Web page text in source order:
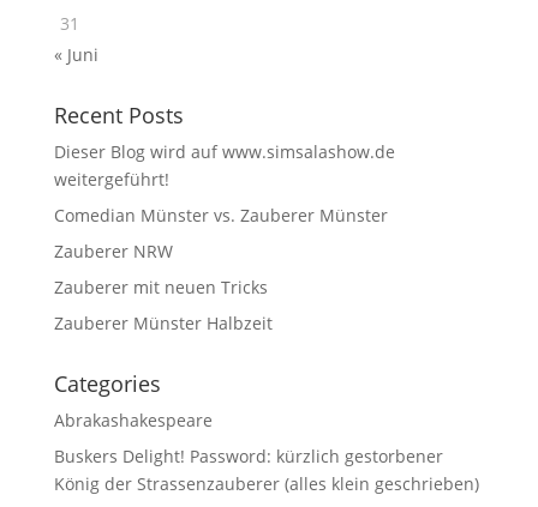
31
« Juni
Recent Posts
Dieser Blog wird auf www.simsalashow.de
weitergeführt!
Comedian Münster vs. Zauberer Münster
Zauberer NRW
Zauberer mit neuen Tricks
Zauberer Münster Halbzeit
Categories
Abrakashakespeare
Buskers Delight! Password: kürzlich gestorbener
König der Strassenzauberer (alles klein geschrieben)